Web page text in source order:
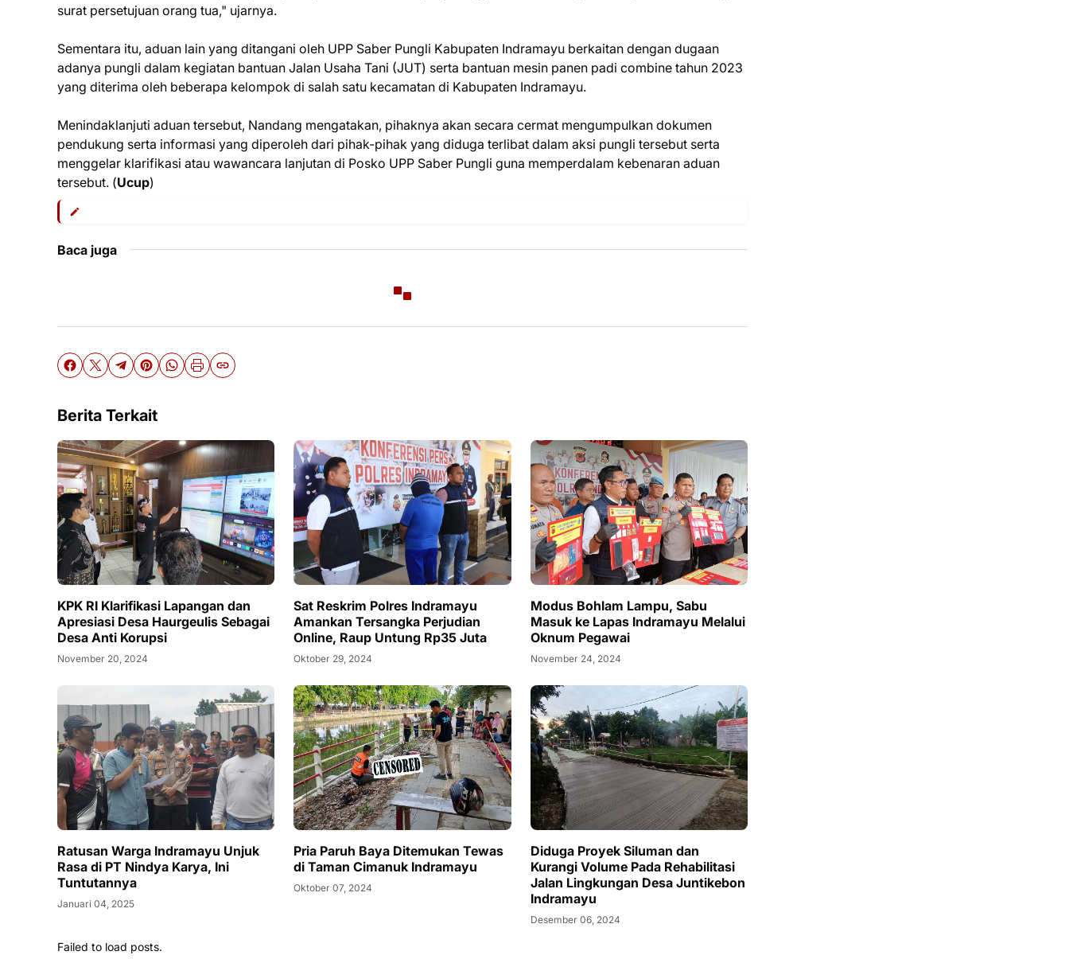
surat persetujuan orang tua," ujarnya.
Sementara itu, aduan lain yang ditangani oleh UPP Saber Pungli Kabupaten Indramayu berkaitan dengan dugaan
adanya pungli dalam kegiatan bantuan Jalan Usaha Tani (JUT) serta bantuan mesin panen padi combine tahun 2023
yang diterima oleh beberapa kelompok di salah satu kecamatan di Kabupaten Indramayu.
Menindaklanjuti aduan tersebut, Nandang mengatakan, pihaknya akan secara cermat mengumpulkan dokumen
pendukung serta informasi yang diperoleh dari pihak-pihak yang diduga terlibat dalam aksi pungli tersebut serta
menggelar klarifikasi atau wawancara lanjutan di Posko UPP Saber Pungli guna memperdalam kebenaran aduan
tersebut. (Ucup)
Baca juga
Berita Terkait
KPK RI Klarifikasi Lapangan dan
Apresiasi Desa Haurgeulis Sebagai
Desa Anti Korupsi
November 20, 2024
Sat Reskrim Polres Indramayu
Amankan Tersangka Perjudian
Online, Raup Untung Rp35 Juta
Oktober 29, 2024
Modus Bohlam Lampu, Sabu
Masuk ke Lapas Indramayu Melalui
Oknum Pegawai
November 24, 2024
Ratusan Warga Indramayu Unjuk
Rasa di PT Nindya Karya, Ini
Tuntutannya
Januari 04, 2025
Pria Paruh Baya Ditemukan Tewas
di Taman Cimanuk Indramayu
Oktober 07, 2024
Diduga Proyek Siluman dan
Kurangi Volume Pada Rehabilitasi
Jalan Lingkungan Desa Juntikebon
Indramayu
Desember 06, 2024
Failed to load posts.